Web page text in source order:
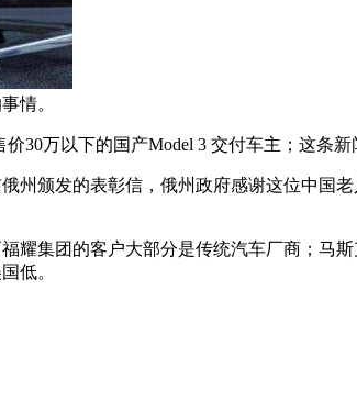
情。
30万以下的国产Model 3 交付车主；这条
州颁发的表彰信，俄州政府感谢这位中国
耀集团的客户大部分是传统汽车厂商；马
低。